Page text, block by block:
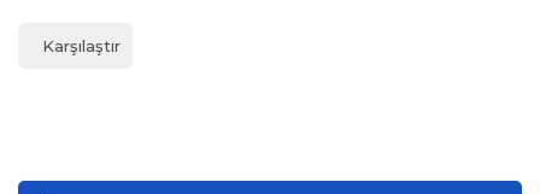
Karşılaştır